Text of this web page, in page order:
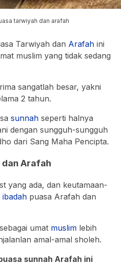
tarwiyah dan arafah
Tarwiyah dan Arafah ini
muslim yang tidak sedang
sangatlah besar, yakni
2 tahun.
sunnah seperti halnya
dengan sungguh-sungguh
dari Sang Maha Pencipta.
dan Arafah
yang ada, dan keutamaan-
ibadah puasa Arafah dan
umat muslim lebih
amal-amal sholeh.
sunnah Arafah ini